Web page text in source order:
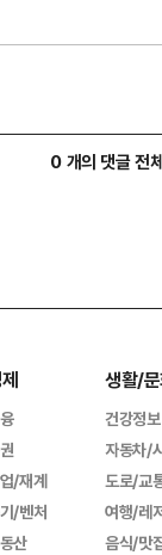
0 개의 댓글 전
/재계
/벤처
산
생활/
건강정보
자동차/
도로/교
여행/레
음식/맛